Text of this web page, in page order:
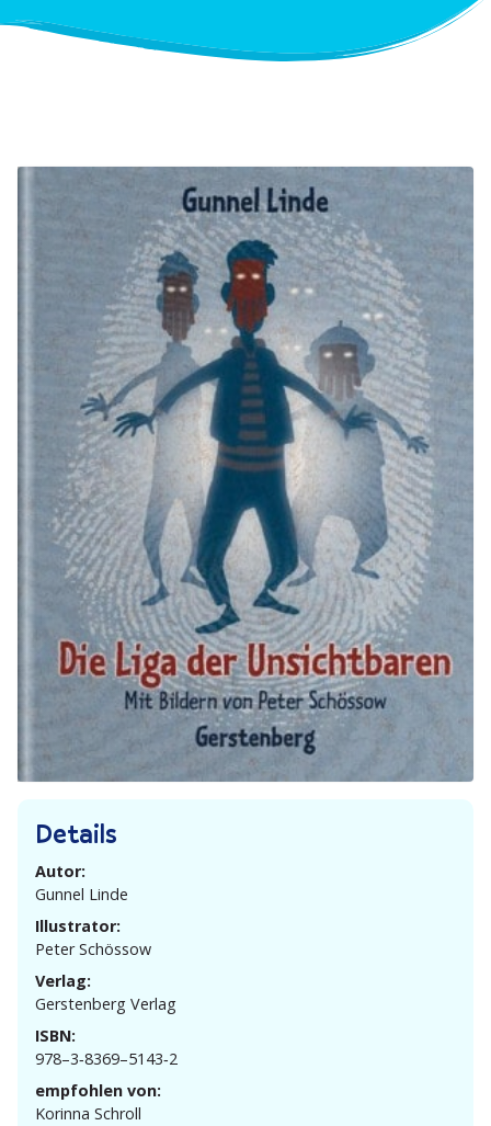
Details
Autor:
Gunnel Linde
Illustrator:
Peter Schössow
Verlag:
Gerstenberg Verlag
ISBN:
978–3‑8369–5143‑2
empfohlen von:
Korinna Schroll